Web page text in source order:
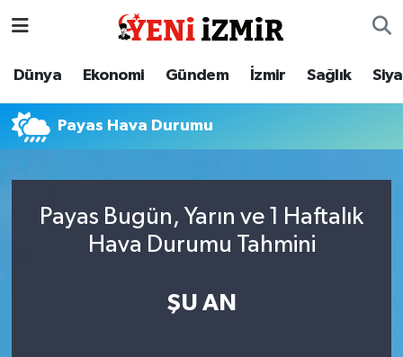
Dünya Ekonomi Gündem İzmir Sağlık
Payas Hava Durumu
Payas Bugün, Yarın ve 1 Haftalık
Hava Durumu Tahmini
ŞU AN
Dünya
İzmir
Sağlık
İzmir Nöbetçi Eczaneler
İzmir Trafik Yoğunluk Haritası
Süper Lig Puan Durumu ve Fikstür